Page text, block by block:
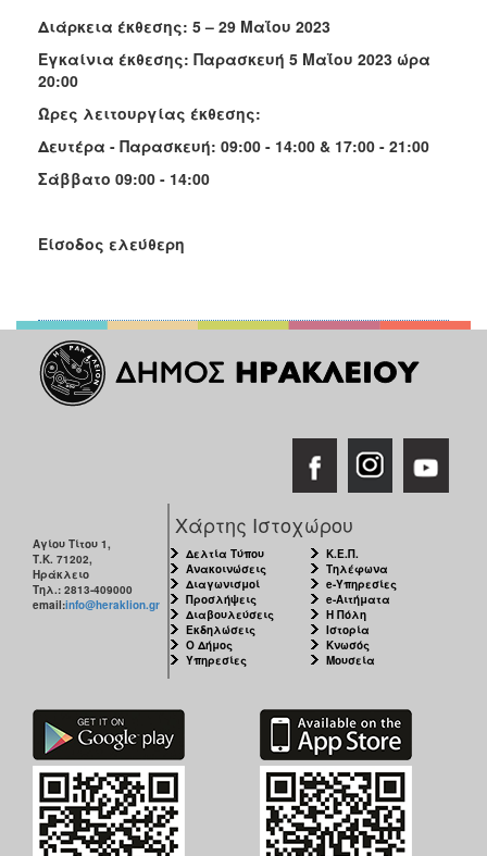
Διάρκεια έκθεσης: 5 – 29 Μαΐου 2023
Εγκαίνια έκθεσης: Παρασκευή 5 Μαΐου 2023 ώρα
20:00
Ώρες λειτουργίας έκθεσης:
Δευτέρα - Παρασκευή: 09:00 - 14:00 & 17:00 - 21:00
Σάββατο 09:00 - 14:00
Είσοδος ελεύθερη
Αγίου Τίτου 1,
Τ.Κ. 71202,
Ηράκλειο
Τηλ.: 2813-409000
email:info@heraklion.gr
Χάρτης Ιστοχώρου
Δελτία Τύπου
Ανακοινώσεις
Διαγωνισμοί
Προσλήψεις
Διαβουλεύσεις
Εκδηλώσεις
Ο Δήμος
Υπηρεσίες
Κ.Ε.Π.
Τηλέφωνα
e-Υπηρεσίες
e-Αιτήματα
Η Πόλη
Ιστορία
Κνωσός
Μουσεία